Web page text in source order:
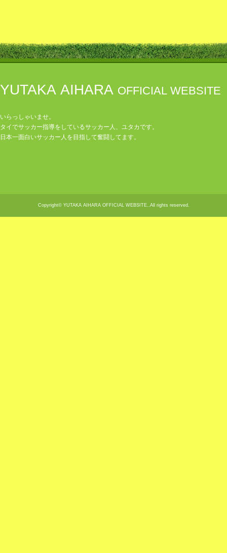
YUTAKA AIHARA OFFICIAL WEBSITE
いらっしゃいませ。
タイでサッカー指導をしているサッカー人、ユタカです。
日本一面白いサッカー人を目指して奮闘してます。
Copyright© YUTAKA AIHARA OFFICIAL WEBSITE..All rights reserved.